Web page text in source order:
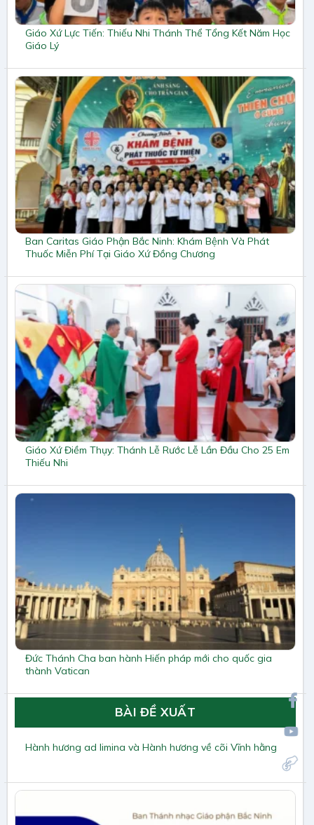
Giáo Xứ Lực Tiến: Thiếu Nhi Thánh Thể Tổng Kết Năm Học
Giáo Lý
Ban Caritas Giáo Phận Bắc Ninh: Khám Bệnh Và Phát
Thuốc Miễn Phí Tại Giáo Xứ Đồng Chương
Giáo Xứ Điềm Thụy: Thánh Lễ Rước Lễ Lần Đầu Cho 25 Em
Thiếu Nhi
Đức Thánh Cha ban hành Hiến pháp mới cho quốc gia
thành Vatican
BÀI ĐỀ XUẤT
Hành hương ad limina và Hành hương về cõi Vĩnh hằng